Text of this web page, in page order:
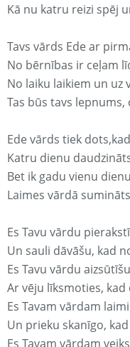
Kā nu katru reizi spēj
Tavs vārds Ede ar
No bērnības ir ceļam
No laiku laikiem un uz
Tas būs tavs
Ede vārds tiek
Katru dienu
Bet ik gadu vienu
Laimes vārdā
Es Tavu vārdu
Un sauli dāvāšu, kad
Es Tavu vārdu
Ar vēju līksmoties, kad
Es Tavam vārdam
Un prieku skanīgo,
Es Tavam vārdam